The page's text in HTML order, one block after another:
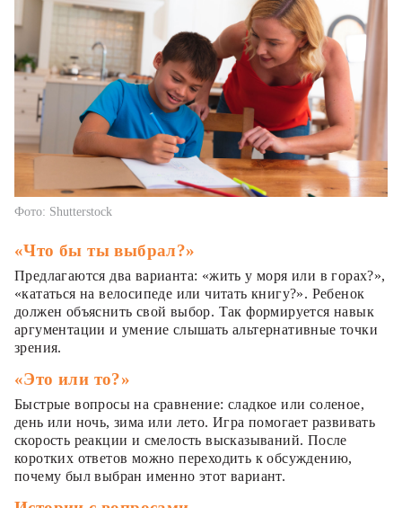
Фото: Shutterstock
«Что бы ты выбрал?»
Предлагаются два варианта: «жить у моря или в горах?»,
«кататься на велосипеде или читать книгу?». Ребенок
должен объяснить свой выбор. Так формируется навык
аргументации и умение слышать альтернативные точки
зрения.
«Это или то?»
Быстрые вопросы на сравнение: сладкое или соленое,
день или ночь, зима или лето. Игра помогает развивать
скорость реакции и смелость высказываний. После
коротких ответов можно переходить к обсуждению,
почему был выбран именно этот вариант.